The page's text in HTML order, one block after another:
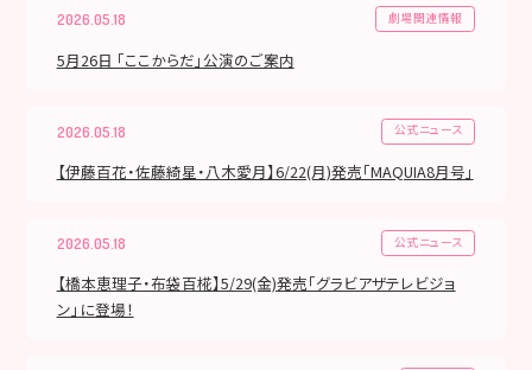
2026.05.18 劇場関連情報
5月26日 「ここからだ」公演のご案内
2026.05.18 公式ニュース
【伊藤百花・佐藤綺星・八木愛月】6/22(月)発売「MAQUIA8月号」
2026.05.18 公式ニュース
【橋本恵理子・布袋百椛】5/29(金)発売「グラビアザテレビジョ
ン」に登場！